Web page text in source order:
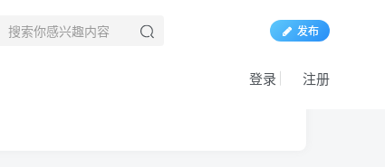
发布
登录 注册